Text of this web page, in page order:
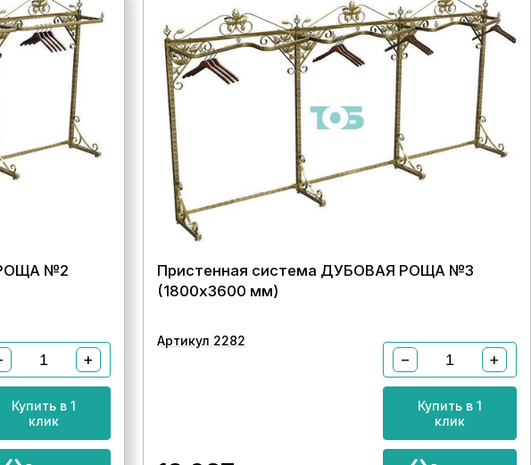
№2
+
Купить в 1
клик
Пристенная система ДУБОВАЯ РОЩА №3
(1800х3600 мм)
Артикул 2282
− +
Купить в 1
клик